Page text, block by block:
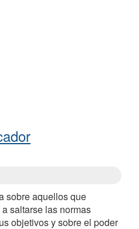
sobre aquellos que
saltarse las normas
objetivos y sobre el poder